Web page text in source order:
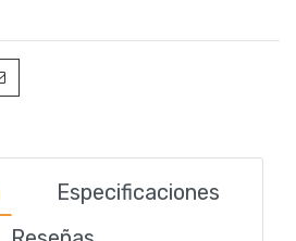
Especificaciones